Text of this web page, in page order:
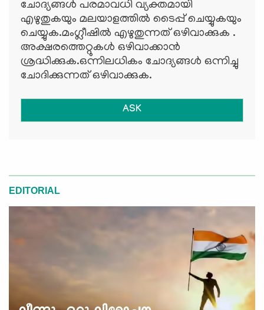
ചോദ്യങ്ങള്‍ പരമാവധി വ്യക്തമായി
എഴുതുകയും മലയാളത്തില്‍ ടൈപ്പ് ചെയ്യുകയും
ചെയ്യുക.മംഗ്ലീഷില്‍ എഴുതുന്നത് ഒഴിവാക്കുക .
അക്ഷരത്തെറ്റുകള്‍ ഒഴിവാക്കാന്‍
ശ്രദ്ധിക്കുക.ഒന്നിലധികം ചോദ്യങ്ങള്‍ ഒന്നിച്ചു
ചോദിക്കുന്നത് ഒഴിവാക്കുക.
ASK
EDITORIAL